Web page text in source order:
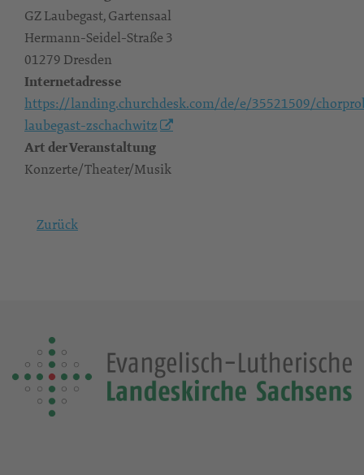
GZ Laubegast, Gartensaal
Hermann-Seidel-Straße 3
01279 Dresden
Internetadresse
https://landing.churchdesk.com/de/e/35521509/
laubegast-zschachwitz
Art der Veranstaltung
Konzerte/Theater/Musik
Zurück